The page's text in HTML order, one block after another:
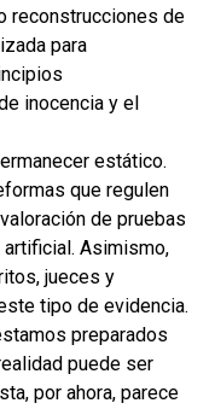
reconstrucciones de
para
inocencia y el
estático.
que regulen
de pruebas
Asimismo,
jueces y
tipo de evidencia.
preparados
puede ser
por ahora, parece